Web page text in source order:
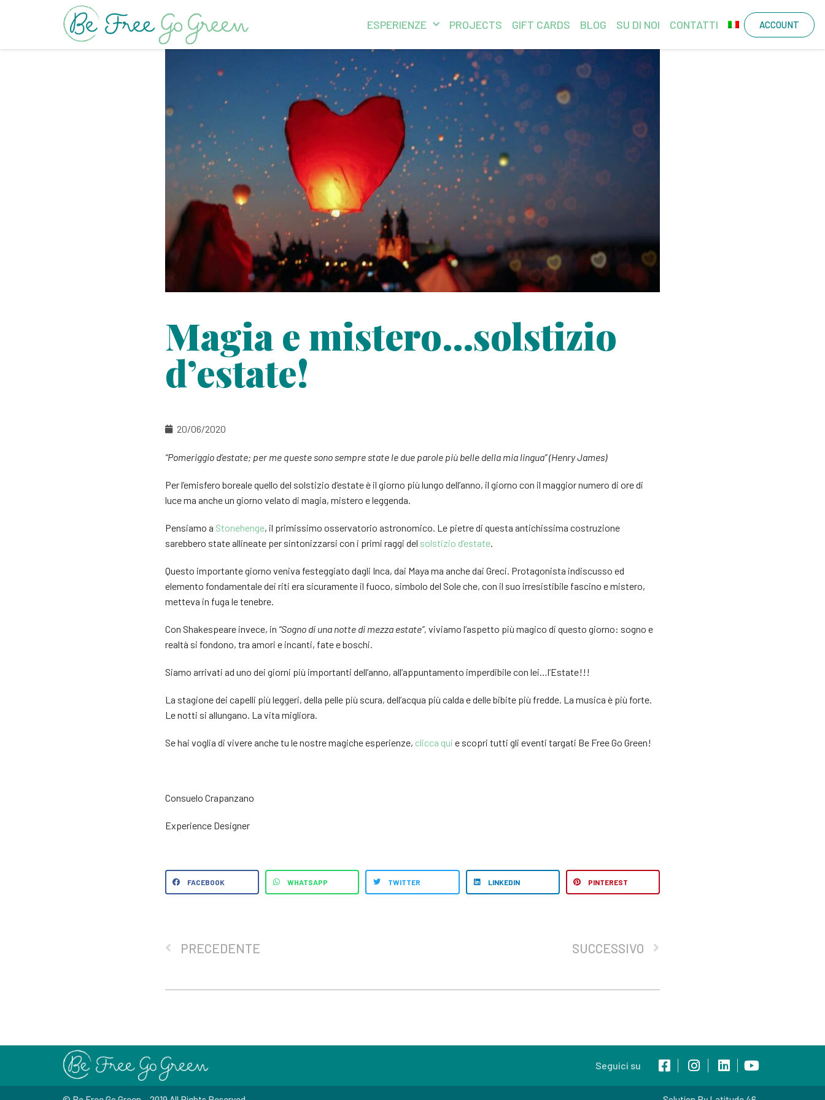
ESPERIENZE PROJECTS GIFT CARDS BLOG SU DI NOI CONTATTI ACCOUNT
Magia e mistero…solstizio
d’estate!
20/06/2020
“Pomeriggio d’estate; per me queste sono sempre state le due parole più belle della mia lingua” (Henry James)
Per l’emisfero boreale quello del solstizio d’estate è il giorno più lungo dell’anno, il giorno con il maggior numero di ore di
luce ma anche un giorno velato di magia, mistero e leggenda.
Pensiamo a Stonehenge, il primissimo osservatorio astronomico. Le pietre di questa antichissima costruzione
sarebbero state allineate per sintonizzarsi con i primi raggi del solstizio d’estate.
Questo importante giorno veniva festeggiato dagli Inca, dai Maya ma anche dai Greci. Protagonista indiscusso ed
elemento fondamentale dei riti era sicuramente il fuoco, simbolo del Sole che, con il suo irresistibile fascino e mistero,
metteva in fuga le tenebre.
Con Shakespeare invece, in “Sogno di una notte di mezza estate”, viviamo l’aspetto più magico di questo giorno: sogno e
realtà si fondono, tra amori e incanti, fate e boschi.
Siamo arrivati ad uno dei giorni più importanti dell’anno, all’appuntamento imperdibile con lei…l’Estate!!!
La stagione dei capelli più leggeri, della pelle più scura, dell’acqua più calda e delle bibite più fredde. La musica è più forte.
Le notti si allungano. La vita migliora.
Se hai voglia di vivere anche tu le nostre magiche esperienze, clicca qui e scopri tutti gli eventi targati Be Free Go Green!
Consuelo Crapanzano
Experience Designer
FACEBOOK WHATSAPP TWITTER LINKEDIN PINTEREST
PRECEDENTE SUCCESSIVO
Seguici su